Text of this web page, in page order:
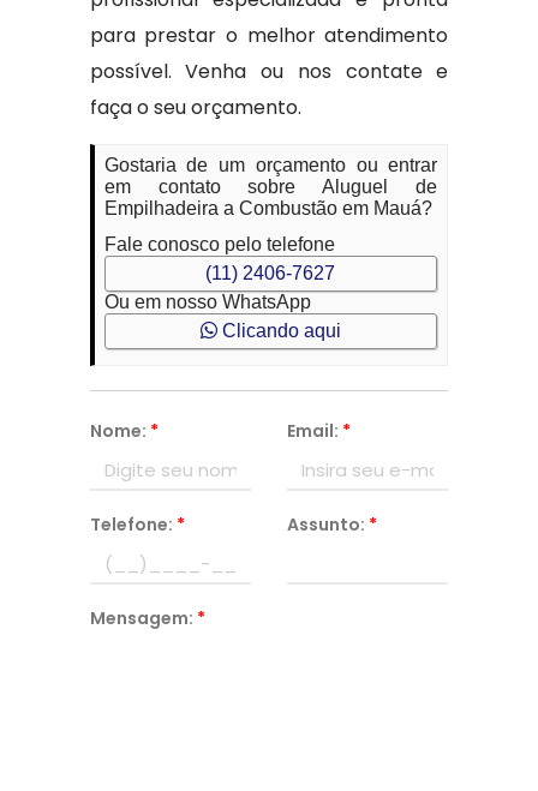
para prestar o melhor atendimento
possível. Venha ou nos contate e
faça o seu orçamento.
Gostaria de um orçamento ou entrar
em contato sobre Aluguel de
Empilhadeira a Combustão em Mauá?
Fale conosco pelo telefone
(11) 2406-7627
Ou em nosso WhatsApp
Clicando aqui
Nome: * Email: *
Telefone: * Assunto: *
Mensagem: *